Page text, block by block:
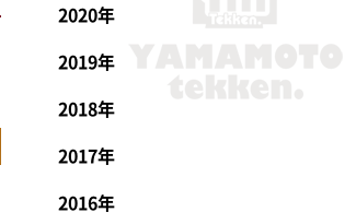
2020年
2019年
2018年
2017年
2016年